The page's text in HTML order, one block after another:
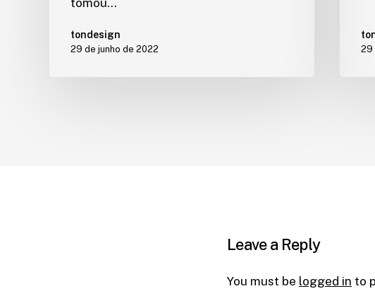
tomou…
tondesign
29 de junho de 2022 29
Leave a Reply
You must be logged in to